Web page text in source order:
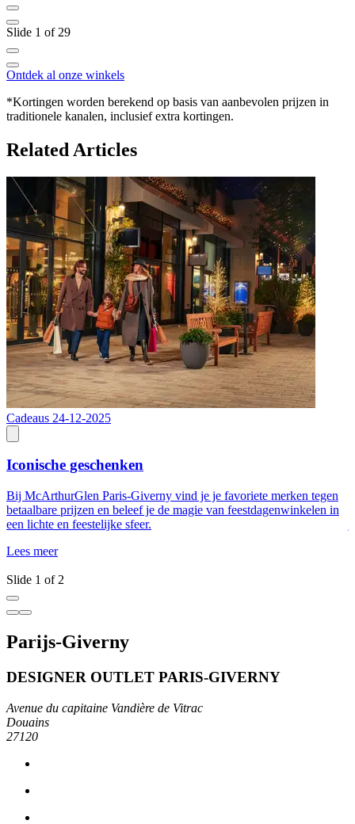
Slide 1 of 29
Ontdek al onze winkels
*Kortingen worden berekend op basis van aanbevolen prijzen in
traditionele kanalen, inclusief extra kortingen.
Related Articles
Cadeaus 24-12-2025
Iconische geschenken
Bij McArthurGlen Paris-Giverny vind je je favoriete merken tegen
betaalbare prijzen en beleef je de magie van feestdagenwinkelen in
een lichte en feestelijke sfeer.
Lees meer
Slide 1 of 2
Parijs-Giverny
DESIGNER OUTLET PARIS-GIVERNY
Avenue du capitaine Vandière de Vitrac
Douains
27120